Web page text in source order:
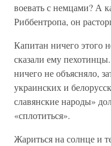
воевать с немцами? А
Риббентропа, он
Капитан ничего этого
сказали ему
ничего не объясняло,
украинских и
славянские народы»
«сплотиться».
Жариться на солнце и